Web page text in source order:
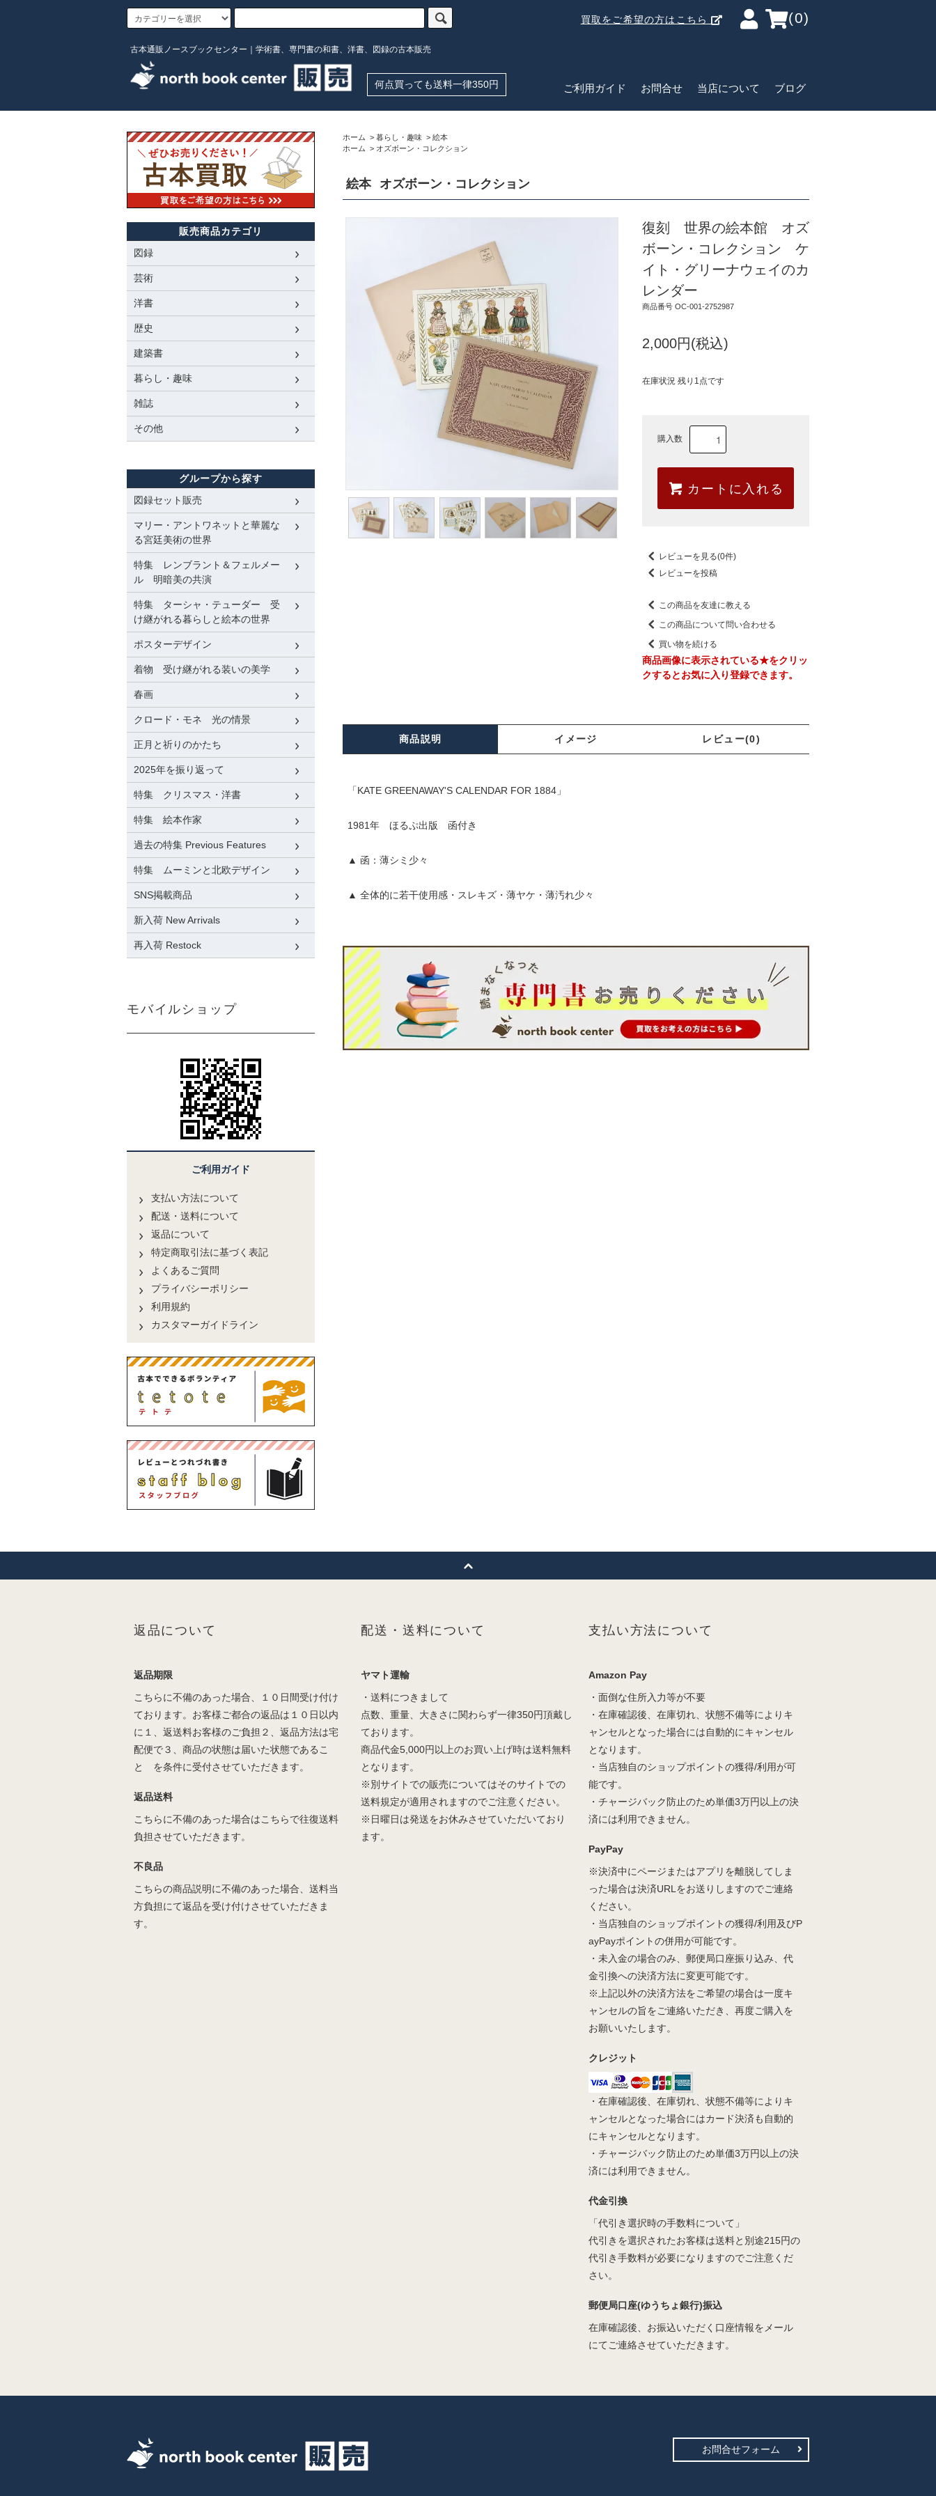
買取をご希望の方はこちら (0)
古本通販ノースブックセンター｜学術書、専門書の和書、洋書、図録の古本販売
何点買っても送料一律350円 ご利用ガイド お問合せ 当店について ブログ
ホーム > 暮らし・趣味 > 絵本
ホーム > オズボーン・コレクション
絵本 オズボーン・コレクション
復刻 世界の絵本館 オズ
ボーン・コレクション ケ
イト・グリーナウェイのカ
レンダー
商品番号 OC-001-2752987
2,000円(税込)
在庫状況 残り1点です
購入数
カートに入れる
レビューを見る(0件)
レビューを投稿
この商品を友達に教える
この商品について問い合わせる
買い物を続ける
商品画像に表示されている★をクリッ
クするとお気に入り登録できます。
商品説明 イメージ レビュー(0)
「KATE GREENAWAY'S CALENDAR FOR 1884」
1981年 ほるぷ出版 函付き
▲ 函：薄シミ少々
▲ 全体的に若干使用感・スレキズ・薄ヤケ・薄汚れ少々
販売商品カテゴリ
図録
芸術
洋書
歴史
建築書
暮らし・趣味
雑誌
その他
グループから探す
図録セット販売
マリー・アントワネットと華麗な
る宮廷美術の世界
特集 レンブラント＆フェルメー
ル 明暗美の共演
特集 ターシャ・テューダー 受
け継がれる暮らしと絵本の世界
ポスターデザイン
着物 受け継がれる装いの美学
春画
クロード・モネ 光の情景
正月と祈りのかたち
2025年を振り返って
特集 クリスマス・洋書
特集 絵本作家
過去の特集 Previous Features
特集 ムーミンと北欧デザイン
SNS掲載商品
新入荷 New Arrivals
再入荷 Restock
モバイルショップ
ご利用ガイド
支払い方法について
配送・送料について
返品について
特定商取引法に基づく表記
よくあるご質問
プライバシーポリシー
利用規約
カスタマーガイドライン
返品について
返品期限
こちらに不備のあった場合、１０日間受け付け
ております。お客様ご都合の返品は１０日以内
に１、返送料お客様のご負担２、返品方法は宅
配便で３、商品の状態は届いた状態であるこ
と を条件に受付させていただきます。
返品送料
こちらに不備のあった場合はこちらで往復送料
負担させていただきます。
不良品
こちらの商品説明に不備のあった場合、送料当
方負担にて返品を受け付けさせていただきま
す。
配送・送料について
ヤマト運輸
・送料につきまして
点数、重量、大きさに関わらず一律350円頂戴し
ております。
商品代金5,000円以上のお買い上げ時は送料無料
となります。
※別サイトでの販売についてはそのサイトでの
送料規定が適用されますのでご注意ください。
※日曜日は発送をお休みさせていただいており
ます。
支払い方法について
Amazon Pay
・面倒な住所入力等が不要
・在庫確認後、在庫切れ、状態不備等によりキ
ャンセルとなった場合には自動的にキャンセル
となります。
・当店独自のショップポイントの獲得/利用が可
能です。
・チャージバック防止のため単価3万円以上の決
済には利用できません。
PayPay
※決済中にページまたはアプリを離脱してしま
った場合は決済URLをお送りしますのでご連絡
ください。
・当店独自のショップポイントの獲得/利用及びP
ayPayポイントの併用が可能です。
・未入金の場合のみ、郵便局口座振り込み、代
金引換への決済方法に変更可能です。
※上記以外の決済方法をご希望の場合は一度キ
ャンセルの旨をご連絡いただき、再度ご購入を
お願いいたします。
クレジット
・在庫確認後、在庫切れ、状態不備等によりキ
ャンセルとなった場合にはカード決済も自動的
にキャンセルとなります。
・チャージバック防止のため単価3万円以上の決
済には利用できません。
代金引換
「代引き選択時の手数料について」
代引きを選択されたお客様は送料と別途215円の
代引き手数料が必要になりますのでご注意くだ
さい。
郵便局口座(ゆうちょ銀行)振込
在庫確認後、お振込いただく口座情報をメール
にてご連絡させていただきます。
お問合せフォーム